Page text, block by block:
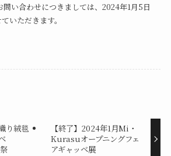
い合わせにつきましては、2024年1月5日
いただきます。
り絨毯
【終了】2024年1月Mi・
Kurasuオープニングフェ
アギャッベ展